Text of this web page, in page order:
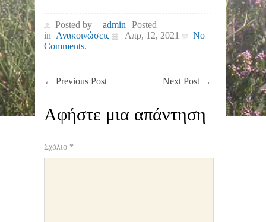
Posted by admin
Posted
in Ανακοινώσεις Απρ, 12, 2021
No
Comments.
← Previous Post Next Post →
Αφήστε μια απάντηση
Σχόλιο *